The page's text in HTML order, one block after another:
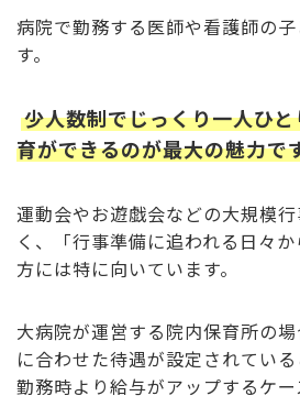
病院で勤務する医師や看護師の
す。
少人数制でじっくり一人ひ
育ができるのが最大の魅力で
運動会やお遊戯会などの大規模
く、「行事準備に追われる日々
方には特に向いています。
大病院が運営する院内保育所の
に合わせた待遇が設定されてい
勤務時より給与がアップするケー